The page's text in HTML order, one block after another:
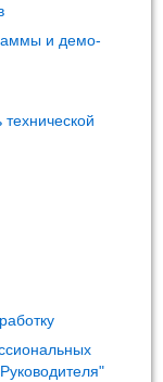
и демо-